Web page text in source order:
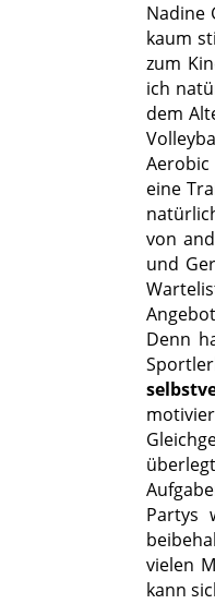
Nadine
kaum
zum
ich
dem
eine
von
und
Denn
Partys
vielen
kann